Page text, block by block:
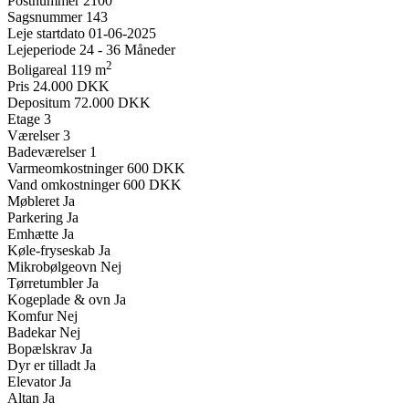
Sagsnummer 143
Leje startdato 01-06-2025
Lejeperiode 24 - 36 Måneder
Boligareal 119 m2
Pris 24.000 DKK
Depositum 72.000 DKK
Etage 3
Værelser 3
Badeværelser 1
Varmeomkostninger 600 DKK
Vand omkostninger 600 DKK
Møbleret Ja
Parkering Ja
Emhætte Ja
Køle-fryseskab Ja
Mikrobølgeovn Nej
Tørretumbler Ja
Kogeplade & ovn Ja
Komfur Nej
Badekar Nej
Bopælskrav Ja
Dyr er tilladt Ja
Elevator Ja
Altan Ja